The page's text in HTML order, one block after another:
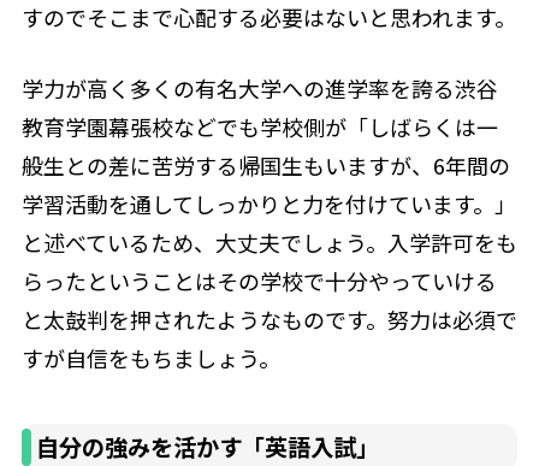
すのでそこまで心配する必要はないと思われます。
学力が高く多くの有名大学への進学率を誇る渋谷
教育学園幕張校などでも学校側が「しばらくは一
般生との差に苦労する帰国生もいますが、6年間の
学習活動を通してしっかりと力を付けています。」
と述べているため、大丈夫でしょう。入学許可をも
らったということはその学校で十分やっていける
と太鼓判を押されたようなものです。努力は必須で
すが自信をもちましょう。
自分の強みを活かす「英語入試」